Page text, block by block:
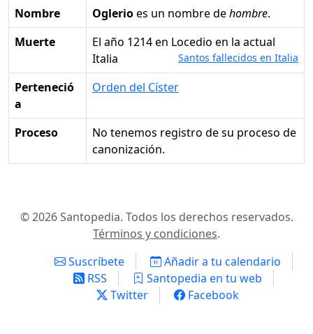
Nombre Oglerioes un nombre dehombre.
Muerte
el año 1214 en Locedio en la actual
Italia
Santos fallecidos en Italia
Perteneció
a
Orden del Císter
Proceso
No tenemos registro de su proceso de
canonización.
© 2026 Santopedia. Todos los derechos reservados.
Términos y condiciones.
Suscríbete
Añadir a tu calendario
RSS
Santopedia en tu web
Twitter
Facebook